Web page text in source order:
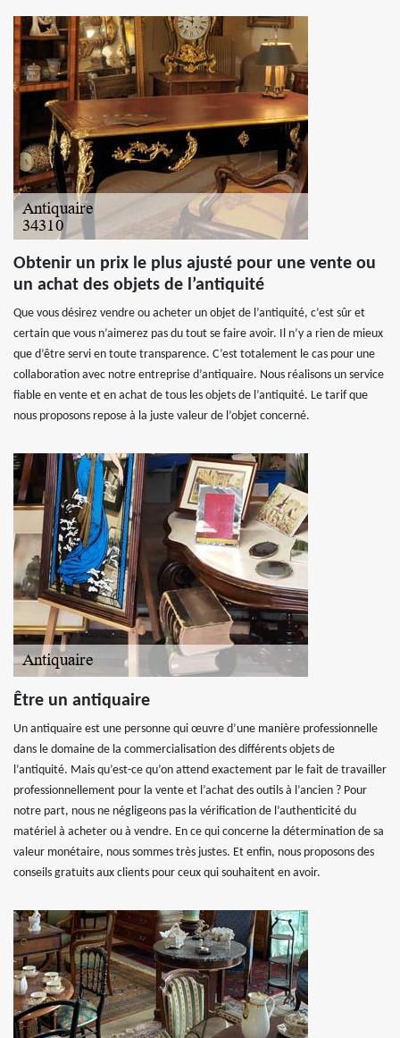
Obtenir un prix le plus ajusté pour une vente ou
un achat des objets de l’antiquité
Que vous désirez vendre ou acheter un objet de l’antiquité, c’est sûr et
certain que vous n’aimerez pas du tout se faire avoir. Il n’y a rien de mieux
que d’être servi en toute transparence. C’est totalement le cas pour une
collaboration avec notre entreprise d’antiquaire. Nous réalisons un service
fiable en vente et en achat de tous les objets de l’antiquité. Le tarif que
nous proposons repose à la juste valeur de l’objet concerné.
Être un antiquaire
Un antiquaire est une personne qui œuvre d’une manière professionnelle
dans le domaine de la commercialisation des différents objets de
l’antiquité. Mais qu’est-ce qu’on attend exactement par le fait de travailler
professionnellement pour la vente et l’achat des outils à l’ancien ? Pour
notre part, nous ne négligeons pas la vérification de l’authenticité du
matériel à acheter ou à vendre. En ce qui concerne la détermination de sa
valeur monétaire, nous sommes très justes. Et enfin, nous proposons des
conseils gratuits aux clients pour ceux qui souhaitent en avoir.